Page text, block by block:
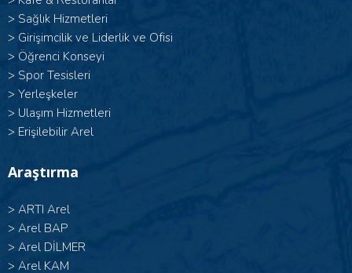
> Sağlık Hizmetleri
> Girişimcilik ve Liderlik ve Ofisi
> Öğrenci Konseyi
> Spor Tesisleri
> Yerleşkeler
> Ulaşım Hizmetleri
> Erişilebilir Arel
Araştırma
> ARTI Arel
> Arel BAP
> Arel DİLMER
> Arel KAM